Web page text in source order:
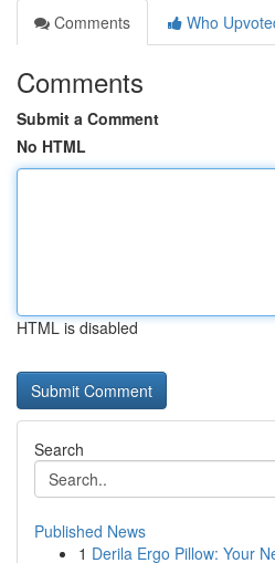
Comments
Who
Comments
Submit a Comment
No HTML
HTML is disabled
Search
Published News
1 Derila Ergo Pillow: Your